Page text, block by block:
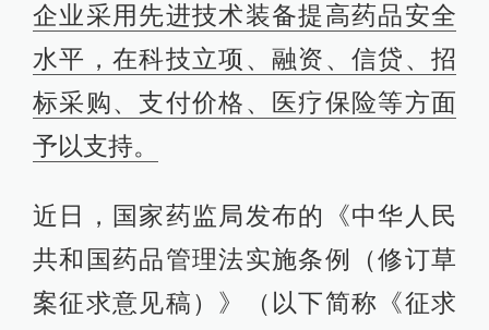
企业采用先进技术装备提高药品安全
水平，在科技立项、融资、信贷、招
标采购、支付价格、医疗保险等方面
予以支持。
近日，国家药监局发布的《中华人民
共和国药品管理法实施条例（修订草
案征求意见稿）》（以下简称《征求